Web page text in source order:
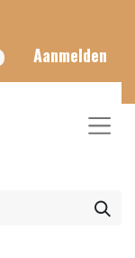
Aanmelden